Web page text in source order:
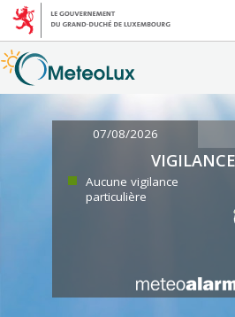
07/08/2026
Aucune vigilance
particulière